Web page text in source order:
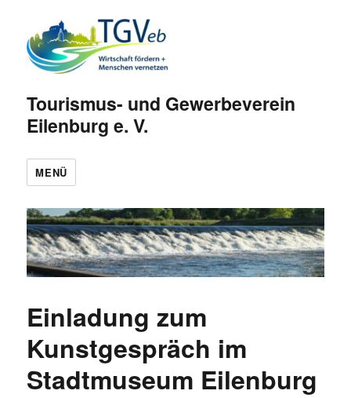
Tourismus- und Gewerbeverein
Eilenburg e. V.
MENÜ
Einladung zum
Kunstgespräch im
Stadtmuseum Eilenburg